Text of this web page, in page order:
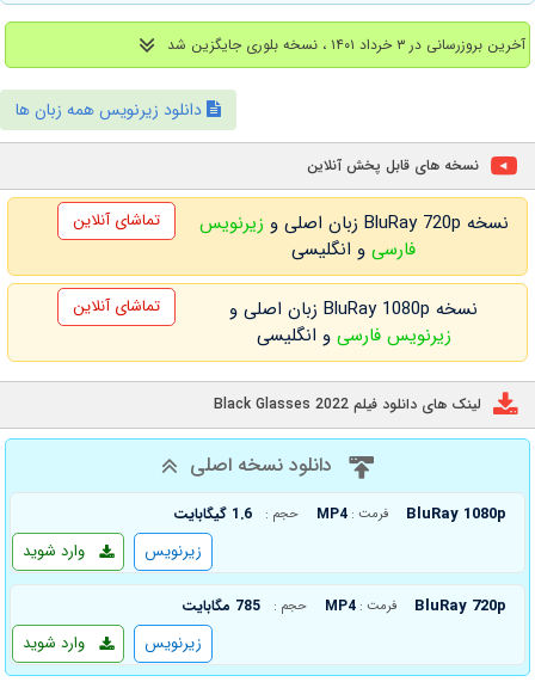
آخرین بروزرسانی در ۳ خرداد ۱۴۰۱ ، نسخه بلوری جایگزین شد
دانلود زیرنویس همه زبان ها
نسخه های قابل پخش آنلاین
نسخه BluRay 720p زبان اصلی و
زیرنویس
فارسیو انگلیسی
تماشای آنلاین
نسخه BluRay 1080p زبان اصلی و
زیرنویس فارسی و انگلیسی
تماشای آنلاین
لینک های دانلود فیلم Black Glasses 2022
دانلود نسخه اصلی
BluRay 1080p فرمت : MP4 حجم : 1.6 گیگابایت
وارد شوید زیرنویس
BluRay 720p فرمت : MP4 حجم : 785 مگابایت
وارد شوید زیرنویس